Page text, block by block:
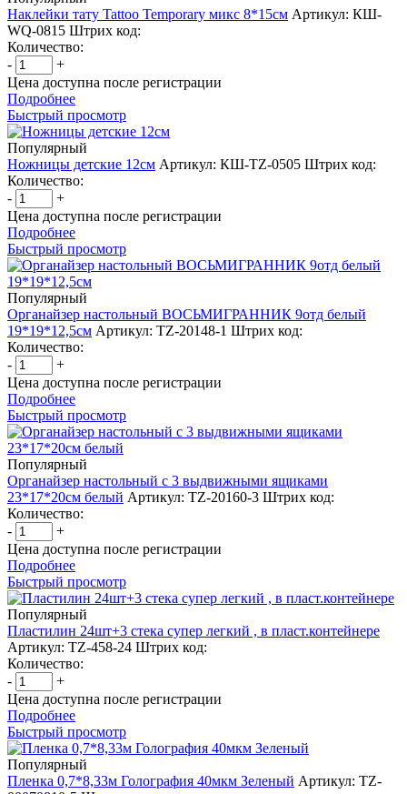
Наклейки тату Tattoo Temporary микс 8*15см Артикул: КШ-
WQ-0815 Штрих код:
Количество:
-
+
Цена доступна после регистрации
Подробнее
Быстрый просмотр
Популярный
Ножницы детские 12см Артикул: КШ-TZ-0505 Штрих код:
Количество:
-
+
Цена доступна после регистрации
Подробнее
Быстрый просмотр
Популярный
Органайзер настольный ВОСЬМИГРАННИК 9отд белый
19*19*12,5см Артикул: TZ-20148-1 Штрих код:
Количество:
-
+
Цена доступна после регистрации
Подробнее
Быстрый просмотр
Популярный
Органайзер настольный с 3 выдвижными ящиками
23*17*20см белый Артикул: TZ-20160-3 Штрих код:
Количество:
-
+
Цена доступна после регистрации
Подробнее
Быстрый просмотр
Популярный
Пластилин 24шт+3 стека супер легкий , в пласт.контейнере
Артикул: TZ-458-24 Штрих код:
Количество:
-
+
Цена доступна после регистрации
Подробнее
Быстрый просмотр
Популярный
Пленка 0,7*8,33м Голография 40мкм Зеленый Артикул: TZ-